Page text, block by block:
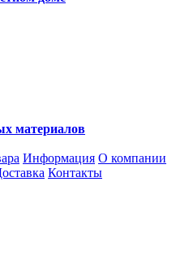
материалов
Информация О компании
Контакты